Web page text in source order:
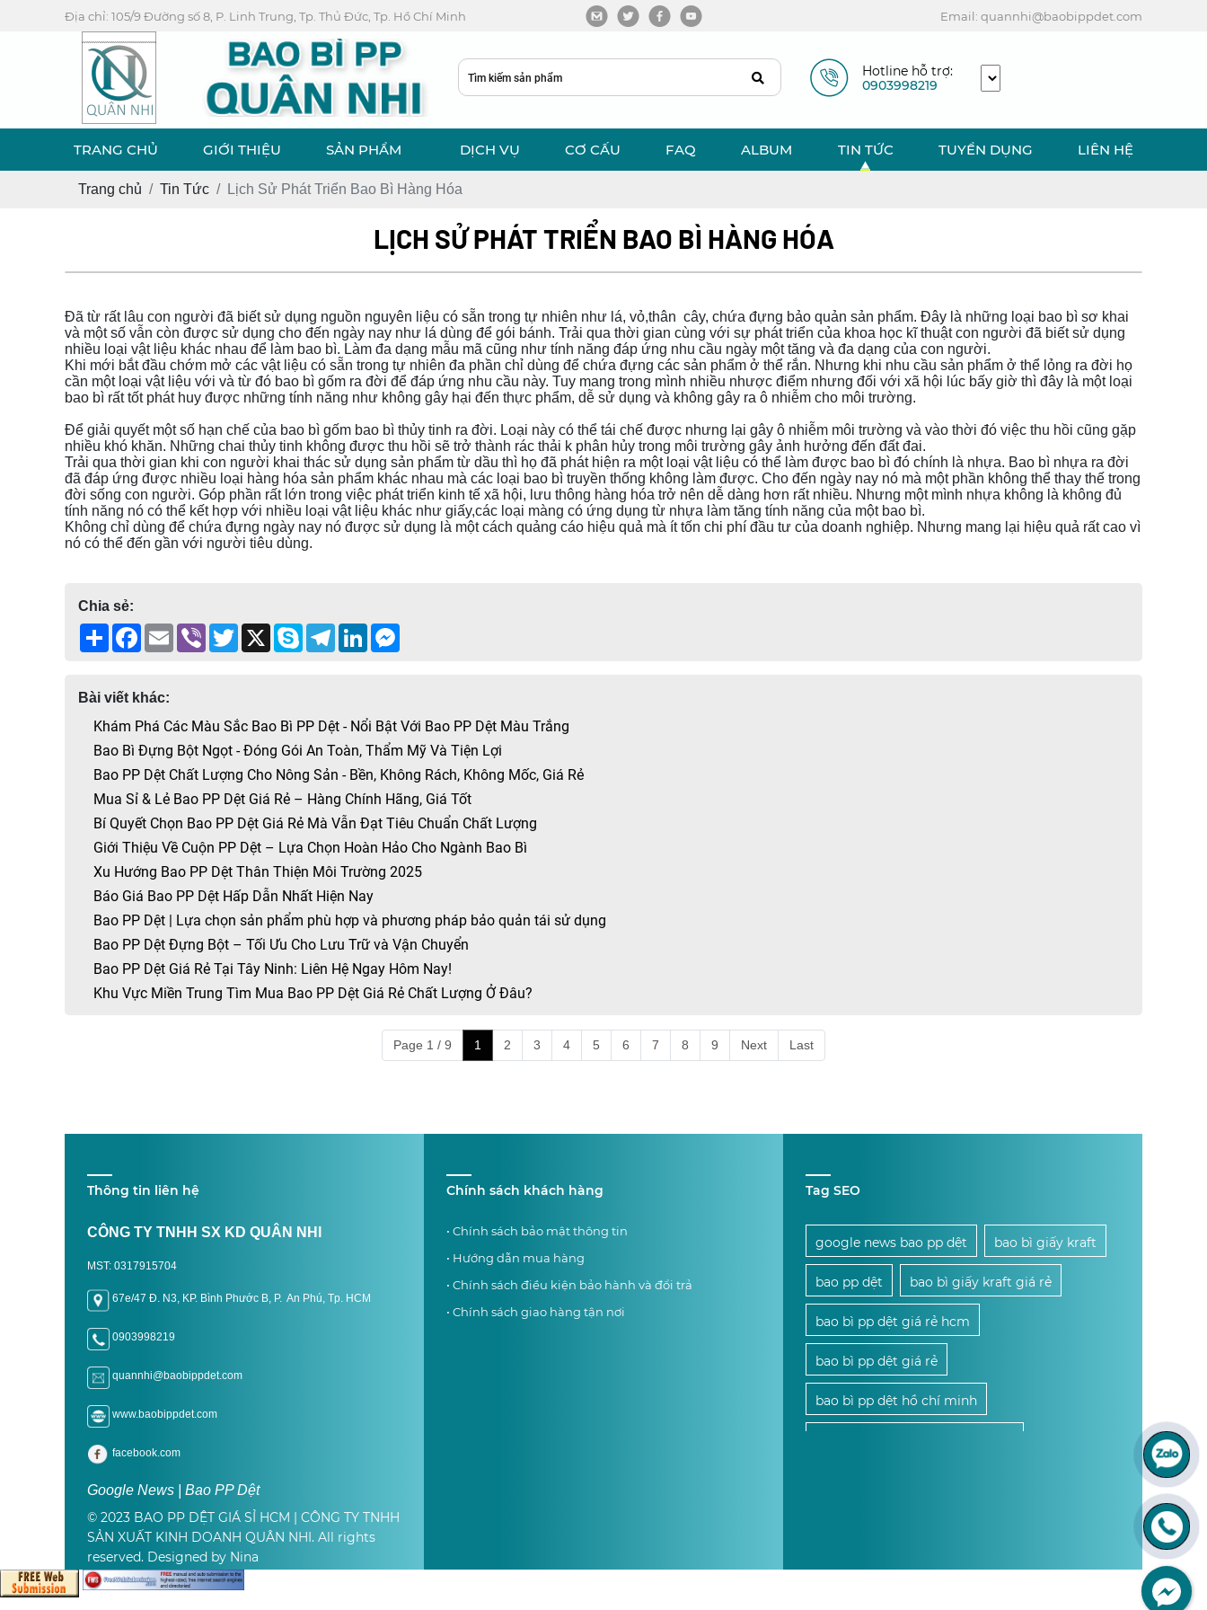
Địa chỉ: 105/9 Đường số 8, P. Linh Trung, Tp. Thủ Đức, Tp. Hồ Chí Minh Email: quannhi@baobippdet.com
Hotline hỗ trợ:
0903998219
TRANG CHỦ GIỚI THIỆU SẢN PHẨM DỊCH VỤ CƠ CẤU FAQ ALBUM TIN TỨC TUYỂN DỤNG LIÊN HỆ
Trang chủ Tin Tức Lịch Sử Phát Triển Bao Bì Hàng Hóa
LỊCH SỬ PHÁT TRIỂN BAO BÌ HÀNG HÓA
Đã từ rất lâu con người đã biết sử dụng nguồn nguyên liệu có sẵn trong tự nhiên như lá, vỏ,thân cây, chứa đựng bảo quản sản phẩm. Đây là những loại bao bì sơ khai
và một số vẫn còn được sử dụng cho đến ngày nay như lá dùng để gói bánh. Trải qua thời gian cùng với sự phát triển của khoa học kĩ thuật con người đã biết sử dụng
nhiều loại vật liệu khác nhau để làm bao bì. Làm đa dạng mẫu mã cũng như tính năng đáp ứng nhu cầu ngày một tăng và đa dạng của con người.
Khi mới bắt đầu chớm mở các vật liệu có sẵn trong tự nhiên đa phần chỉ dùng để chứa đựng các sản phẩm ở thể rắn. Nhưng khi nhu cầu sản phẩm ở thể lỏng ra đời họ
cần một loại vật liệu với và từ đó bao bì gốm ra đời để đáp ứng nhu cầu này. Tuy mang trong mình nhiều nhược điểm nhưng đối với xã hội lúc bấy giờ thì đây là một loại
bao bì rất tốt phát huy được những tính năng như không gây hại đến thực phẩm, dễ sử dụng và không gây ra ô nhiễm cho môi trường.
Để giải quyết một số hạn chế của bao bì gốm bao bì thủy tinh ra đời. Loại này có thể tái chế được nhưng lại gây ô nhiễm môi trường và vào thời đó việc thu hồi cũng gặp
nhiều khó khăn. Những chai thủy tinh không được thu hồi sẽ trở thành rác thải k phân hủy trong môi trường gây ảnh hưởng đến đất đai.
Trải qua thời gian khi con người khai thác sử dụng sản phẩm từ dầu thì họ đã phát hiện ra một loại vật liệu có thể làm được bao bì đó chính là nhựa. Bao bì nhựa ra đời
đã đáp ứng được nhiều loại hàng hóa sản phẩm khác nhau mà các loại bao bì truyền thống không làm được. Cho đến ngày nay nó mà một phần không thể thay thế trong
đời sống con người. Góp phần rất lớn trong việc phát triển kinh tế xã hội, lưu thông hàng hóa trở nên dễ dàng hơn rất nhiều. Nhưng một mình nhựa không là không đủ
tính năng nó có thể kết hợp với nhiều loại vật liệu khác như giấy,các loại màng có ứng dụng từ nhựa làm tăng tính năng của một bao bì.
Không chỉ dùng để chứa đựng ngày nay nó được sử dụng là một cách quảng cáo hiệu quả mà ít tốn chi phí đầu tư của doanh nghiệp. Nhưng mang lại hiệu quả rất cao vì
nó có thể đến gần với người tiêu dùng.
Chia sẻ:
ShareFacebook
EmailViber Twitter
X SkypeTelegramLinkedIn
Bài viết khác:
Khám Phá Các Màu Sắc Bao Bì PP Dệt - Nổi Bật Với Bao PP Dệt Màu Trắng
Bao Bì Đựng Bột Ngọt - Đóng Gói An Toàn, Thẩm Mỹ Và Tiện Lợi
Bao PP Dệt Chất Lượng Cho Nông Sản - Bền, Không Rách, Không Mốc, Giá Rẻ
Mua Sỉ & Lẻ Bao PP Dệt Giá Rẻ – Hàng Chính Hãng, Giá Tốt
Bí Quyết Chọn Bao PP Dệt Giá Rẻ Mà Vẫn Đạt Tiêu Chuẩn Chất Lượng
Giới Thiệu Về Cuộn PP Dệt – Lựa Chọn Hoàn Hảo Cho Ngành Bao Bì
Xu Hướng Bao PP Dệt Thân Thiện Môi Trường 2025
Báo Giá Bao PP Dệt Hấp Dẫn Nhất Hiện Nay
Bao PP Dệt | Lựa chọn sản phẩm phù hợp và phương pháp bảo quản tái sử dụng
Bao PP Dệt Đựng Bột – Tối Ưu Cho Lưu Trữ và Vận Chuyển
Bao PP Dệt Giá Rẻ Tại Tây Ninh: Liên Hệ Ngay Hôm Nay!
Khu Vực Miền Trung Tìm Mua Bao PP Dệt Giá Rẻ Chất Lượng Ở Đâu?
Page 1 / 9 1 2 3 4 5 6 7 8 9 Next Last
Thông tin liên hệ
CÔNG TY TNHH SX KD QUÂN NHI
MST: 0317915704
67e/47 Đ. N3, KP. Bình Phước B, P. An Phú, Tp. HCM
0903998219
quannhi@baobippdet.com
www.baobippdet.com
facebook.com
Google News | Bao PP Dệt
© 2023 BAO PP DỆT GIÁ SỈ HCM | CÔNG TY TNHH
SẢN XUẤT KINH DOANH QUÂN NHI. All rights
reserved. Designed by Nina
Chính sách khách hàng
• Chính sách bảo mật thông tin
• Hướng dẫn mua hàng
• Chính sách điều kiện bảo hành và đổi trả
• Chính sách giao hàng tận nơi
Tag SEO
google news bao pp dệt bao bì giấy kraft
bao pp dệt bao bì giấy kraft giá rẻ
bao bì pp dệt giá rẻ hcm
bao bì pp dệt giá rẻ
bao bì pp dệt hồ chí minh